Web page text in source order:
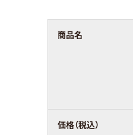
商品名
価格（税込）